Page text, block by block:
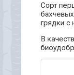
Сорт
грядки с
В